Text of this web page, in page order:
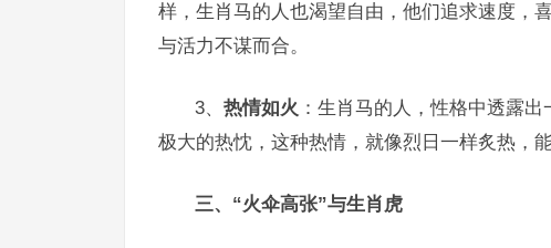
样，生肖马的人也渴望自由，他们追求速度，
与活力不谋而合。
3、 热情如火 ：生肖马的人，性格中透露
极大的热忱，这种热情，就像烈日一样炙热，
三、“火伞高张”与生肖虎